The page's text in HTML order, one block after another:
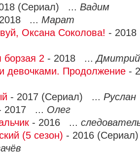
(Сериал) ... Вадим
... Марат
Оксана Соколова! -
борзая 2 - 2018 ...Дмитрий
девочками. Продолжение -
- 2017 (Сериал) ... Руслан
2017 ... Олег
- 2016 ...
(5 сезон) - 2016